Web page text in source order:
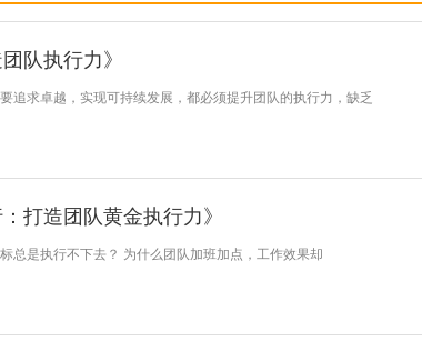
队执行力》
追求卓越，实现可持续发展，都必须提升团队的执行力，缺乏
打造团队黄金执行力》
总是执行不下去？ 为什么团队加班加点，工作效果却